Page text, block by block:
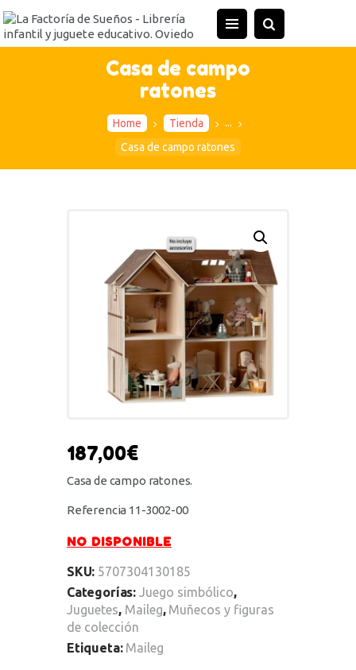
Casa de campo
ratones
Home Tienda
...
Casa de campo ratones
INICIO
TIENDA
ACTIVIDADES
CONTACTO
187,00€
Casa de campo ratones.
Referencia 11-3002-00
NO DISPONIBLE
SKU: 5707304130185
Categorías: Juego simbólico,
Juguetes, Maileg, Muñecos y figuras
de colección
Etiqueta: Maileg